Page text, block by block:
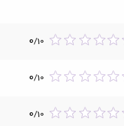
0/10
0/10
0/10